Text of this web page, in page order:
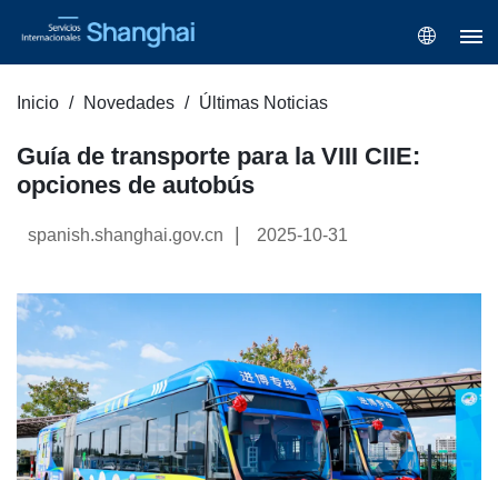
Inicio Novedades Últimas Noticias
Guía de transporte para la VIII CIIE:
opciones de autobús
spanish.shanghai.gov.cn 2025-10-31